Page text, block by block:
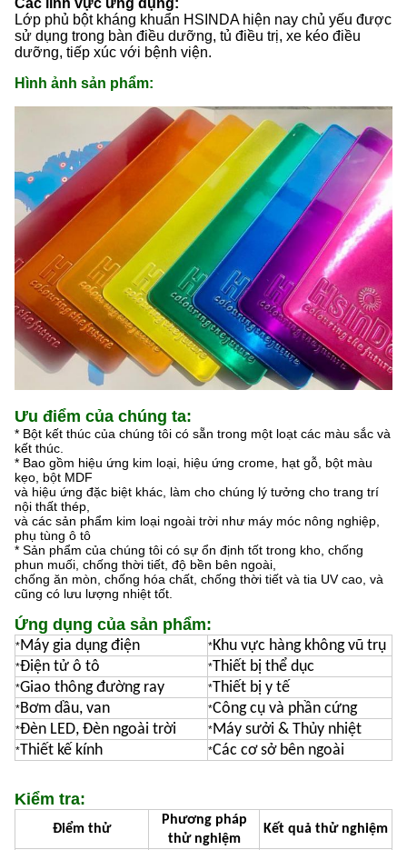
Các lĩnh vực ứng dụng:
Lớp phủ bột kháng khuẩn HSINDA hiện nay chủ yếu được
sử dụng trong bàn điều dưỡng, tủ điều trị, xe kéo điều
dưỡng, tiếp xúc với bệnh viện.
Hình ảnh sản phẩm:
Ưu điểm của chúng ta:
* Bột kết thúc của chúng tôi có sẵn trong một loạt các màu sắc và
kết thúc.
* Bao gồm hiệu ứng kim loại, hiệu ứng crome, hạt gỗ, bột màu
kẹo, bột MDF
và hiệu ứng đặc biệt khác, làm cho chúng lý tưởng cho trang trí
nội thất thép,
và các sản phẩm kim loại ngoài trời như máy móc nông nghiệp,
phụ tùng ô tô
* Sản phẩm của chúng tôi có sự ổn định tốt trong kho, chống
phun muối, chống thời tiết, độ bền bên ngoài,
chống ăn mòn, chống hóa chất, chống thời tiết và tia UV cao, và
cũng có lưu lượng nhiệt tốt.
Ứng dụng của sản phẩm:
*Máy gia dụng điện *Khu vực hàng không vũ trụ
*Điện tử ô tô *Thiết bị thể dục
*Giao thông đường ray *Thiết bị y tế
*Bơm dầu, van *Công cụ và phần cứng
*Đèn LED, Đèn ngoài trời *Máy sưởi & Thủy nhiệt
*Thiết kế kính *Các cơ sở bên ngoài
Kiểm tra:
Điểm thử
Phương pháp
thử nghiệm
Kết quả thử nghiệm